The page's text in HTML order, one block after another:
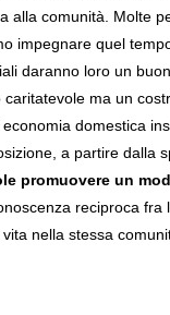
alla comunità. Molte
impegnare quel
daranno loro un
ma un
domestica
a partire dalla
promuovere un
reciproca fra
nella stessa